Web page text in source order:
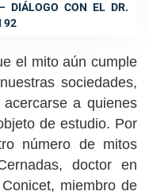
DIÁLOGO CON EL DR.
92
el mito aún cumple
sociedades,
a quienes
de estudio. Por
número de mitos
doctor en
miembro de